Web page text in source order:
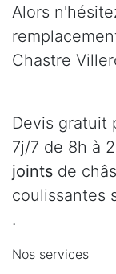
Alors
Chastre
Devis gratuit
7j/7 de 8h à
joints de
coulissantes
.
Nos services